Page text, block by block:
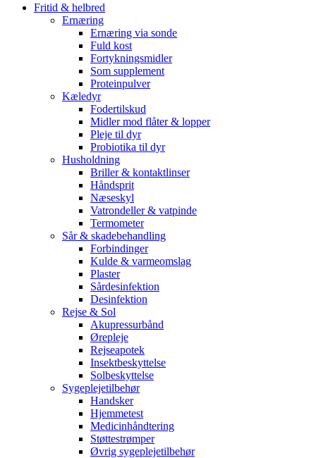
Fritid & helbred
Ernæring
Ernæring via sonde
Fuld kost
Fortykningsmidler
Som supplement
Proteinpulver
Kæledyr
Fodertilskud
Midler mod flåter & lopper
Pleje til dyr
Probiotika til dyr
Husholdning
Briller & kontaktlinser
Håndsprit
Næseskyl
Vatrondeller & vatpinde
Termometer
Sår & skadebehandling
Forbindinger
Kulde & varmeomslag
Plaster
Sårdesinfektion
Desinfektion
Rejse & Sol
Akupressurbånd
Ørepleje
Rejseapotek
Insektbeskyttelse
Solbeskyttelse
Sygeplejetilbehør
Handsker
Hjemmetest
Medicinhåndtering
Støttestrømper
Øvrig sygeplejetilbehør